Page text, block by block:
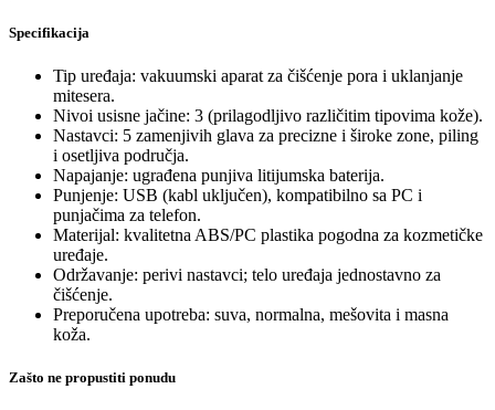
Specifikacija
Tip uređaja: vakuumski aparat za čišćenje pora i uklanjanje
mitesera.
Nivoi usisne jačine: 3 (prilagodljivo različitim tipovima kože).
Nastavci: 5 zamenjivih glava za precizne i široke zone, piling
i osetljiva područja.
Napajanje: ugrađena punjiva litijumska baterija.
Punjenje: USB (kabl uključen), kompatibilno sa PC i
punjačima za telefon.
Materijal: kvalitetna ABS/PC plastika pogodna za kozmetičke
uređaje.
Održavanje: perivi nastavci; telo uređaja jednostavno za
čišćenje.
Preporučena upotreba: suva, normalna, mešovita i masna
koža.
Zašto ne propustiti ponudu